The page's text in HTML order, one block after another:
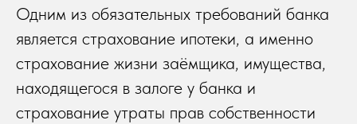
Одним из обязательных требований банка
является страхование ипотеки, а именно
страхование жизни заёмщика, имущества,
находящегося в залоге у банка и
страхование утраты прав собственности